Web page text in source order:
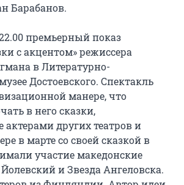
Барабанов.
премьерный показ
с акцентом» режиссера
в Литературно-
Достоевского. Спектакль
манере, что
в него сказки,
актерами других театров и
в марте со своей сказкой в
участие македонские
и Звезда Ангеловска.